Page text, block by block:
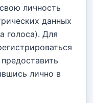
личность
данных
голоса). Для
лично в